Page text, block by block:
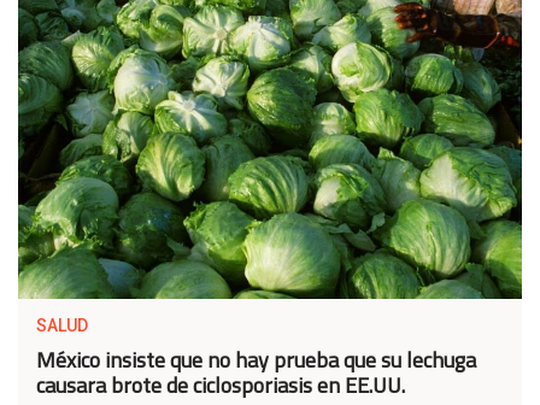
SALUD
México insiste que no hay prueba que su lechuga
causara brote de ciclosporiasis en EE.UU.